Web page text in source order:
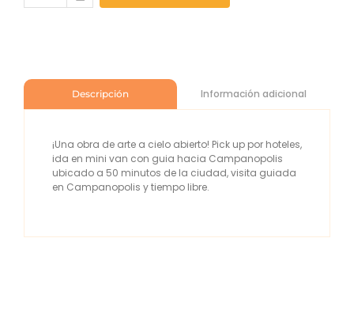
Descripción Información adicional
¡Una obra de arte a cielo abierto! Pick up por hoteles,
ida en mini van con guia hacia Campanopolis
ubicado a 50 minutos de la ciudad, visita guiada
en Campanopolis y tiempo libre.